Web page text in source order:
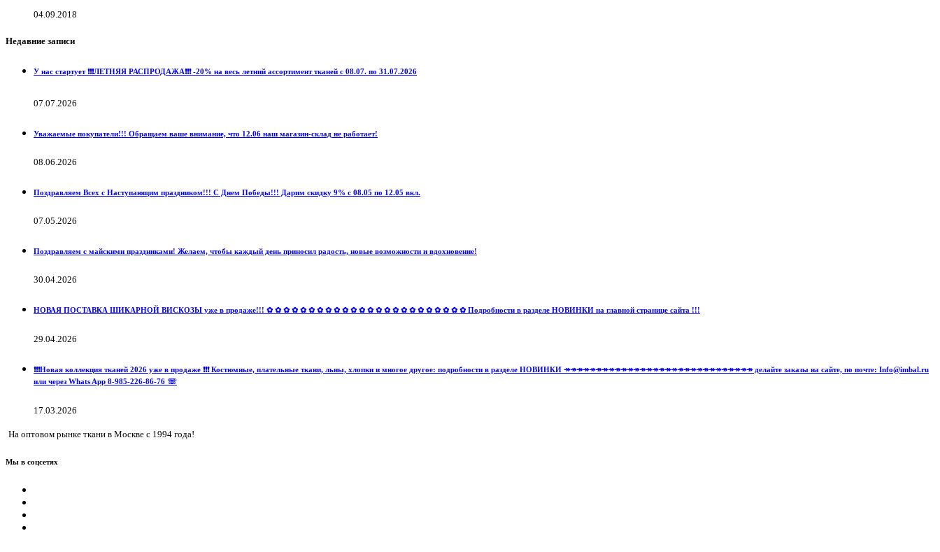
04.09.2018
Недавние записи
У нас стартует ❗️❗️❗️ЛЕТНЯЯ РАСПРОДАЖА❗️❗️❗️ -20% на весь летний ассортимент тканей с 08.07. по 31.07.2026
07.07.2026
Уважаемые покупатели!!! Обращаем ваше внимание, что 12.06 наш магазин-склад не работает!
08.06.2026
Поздравляем Всех с Наступающим праздником!!! С Днем Победы!!! Дарим скидку 9% с 08.05 по 12.05 вкл.
07.05.2026
Поздравляем с майскими праздниками! Желаем, чтобы каждый день приносил радость, новые возможности и вдохновение!
30.04.2026
НОВАЯ ПОСТАВКА ШИКАРНОЙ ВИСКОЗЫ уже в продаже!!! ✿ ✿ ✿ ✿ ✿ ✿ ✿ ✿ ✿ ✿ ✿ ✿ ✿ ✿ ✿ ✿ ✿ ✿ ✿ ✿ ✿ ✿ ✿ ✿ Подробности в разделе НОВИНКИ на главной странице сайта !!!
29.04.2026
❗️❗️❗️Новая коллекция тканей 2026 уже в продаже ❗️❗️❗️ Костюмные, плательные ткани, льны, хлопки и многое другое: подробности в разделе НОВИНКИ ↠↠↠↠↠↠↠↠↠↠↠↠↠↠↠↠↠↠↠↠↠↠↠↠↠↠↠↠↠↠ делайте заказы на сайте, по почте: Info@imbal.ru
или через Whats App 8-985-226-86-76 ☏
17.03.2026
На оптовом рынке ткани в Москве с 1994 года!
Мы в соцсетях